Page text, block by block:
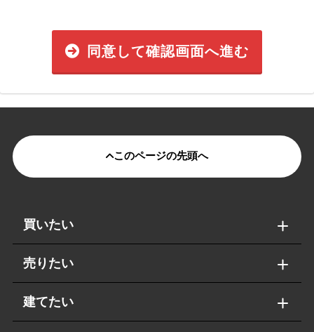
同意して確認画面へ進む
このページの先頭へ
買いたい
売りたい
建てたい